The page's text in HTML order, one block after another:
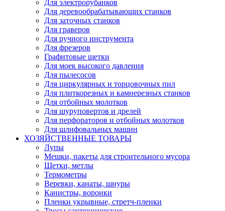
Для электрорубанков
Для деревообрабатывающих станков
Для заточных станков
Для граверов
Для ручного инструмента
Для фрезеров
Графитовые щетки
Для моек высокого давления
Для пылесосов
Для циркулярных и торцовочных пил
Для плиткорезных и камнерезных станков
Для отбойных молотков
Для шуруповертов и дрелей
Для перфораторов и отбойных молотков
Для шлифовальных машин
ХОЗЯЙСТВЕННЫЕ ТОВАРЫ
Лупы
Мешки, пакеты для строительного мусора
Щетки, метлы
Термометры
Веревки, канаты, шнуры
Канистры, воронки
Пленки укрывные, стретч-пленки